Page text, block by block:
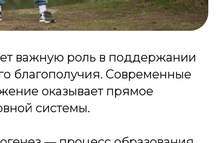
важную роль в поддержании
благополучия. Современные
оказывает прямое
системы.